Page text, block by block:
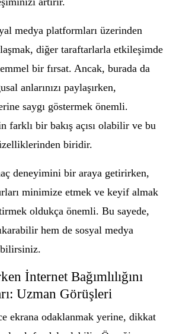
medya platformları üzerinden
diğer taraftarlarla etkileşimde
bir fırsat. Ancak, burada da
anlarınızı paylaşırken,
saygı göstermek önemli.
farklı bir bakış açısı olabilir ve bu
biridir.
deneyimini bir araya getirirken,
minimize etmek ve keyif almak
oldukça önemli. Bu sayede,
hem de sosyal medya
İnternet Bağımlılığını
Uzman Görüşleri
ekrana odaklanmak yerine, dikkat